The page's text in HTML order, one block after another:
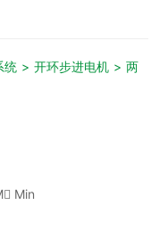
统 > 开环步进电机 > 两
Min